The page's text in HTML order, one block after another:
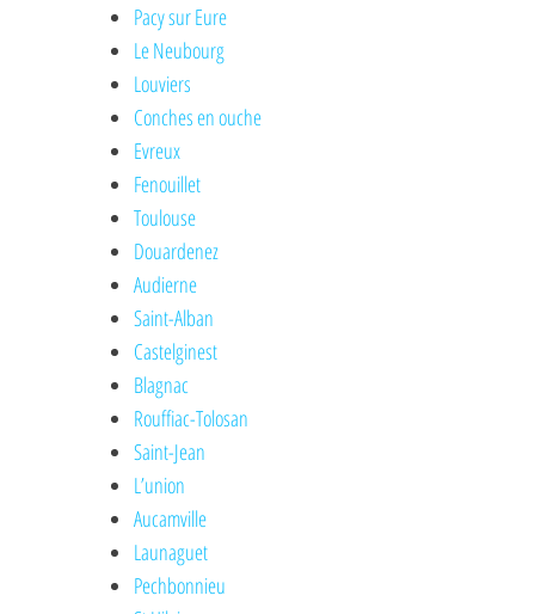
Pacy sur Eure
Le Neubourg
Louviers
Conches en ouche
Evreux
Fenouillet
Toulouse
Douardenez
Audierne
Saint-Alban
Castelginest
Blagnac
Rouffiac-Tolosan
Saint-Jean
L’union
Aucamville
Launaguet
Pechbonnieu